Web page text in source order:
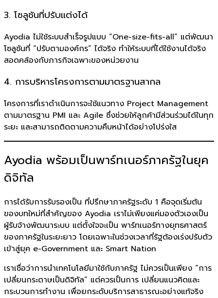
3. โซลูชันที่ปรับแต่งได้
Ayodia ไม่ใช้ระบบสำเร็จรูปแบบ “One-size-fits-all” แต่พัฒนา
โซลูชันที่ “ปรับตามองค์กร” ได้จริง ทำให้ระบบที่ได้ใช้งานได้จริง
สอดคล้องกับภารกิจเฉพาะของหน่วยงาน
4. การบริหารโครงการตามมาตรฐานสากล
โครงการที่เราดำเนินการจะใช้แนวทาง Project Management
ตามมาตรฐาน PMI และ Agile ซึ่งช่วยให้ลูกค้ามีส่วนร่วมได้ในทุก
ระยะ และสามารถติดตามความคืบหน้าได้อย่างโปร่งใส
Ayodia พร้อมเป็นพาร์ทเนอร์ภาครัฐในยุค
ดิจิทัล
การได้รับการรับรองเป็น ที่ปรึกษาภาครัฐระดับ 1 คือจุดเริ่มต้น
ของบทใหม่ที่สำคัญของ Ayodia เราไม่เพียงแค่มองตัวเองเป็น
ผู้รับจ้างพัฒนาระบบ แต่ตั้งใจจะเป็น พาร์ทเนอร์ทางยุทธศาสตร์
ของภาครัฐในระยะยาว โดยเฉพาะในช่วงเวลาที่รัฐต้องเร่งปรับตัว
เข้าสู่ยุค e-Government และ Smart Nation
เราเชื่อว่าการนำเทคโนโลยีมาใช้กับภาครัฐ ไม่ควรเป็นเพียง “การ
เปลี่ยนกระดาษเป็นดิจิทัล” แต่ควรเป็นการ เปลี่ยนแนวคิดและ
กระบวนการทำงาน เพื่อยกระดับบริการสาธารณะอย่างแท้จริง